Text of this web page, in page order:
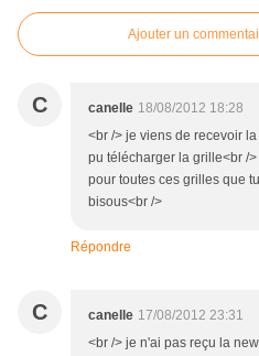
Ajouter un
C canelle 18/08/2012 18:28
<br /> je viens de recevoir
pu télécharger la grille<br /
pour toutes ces grilles que
bisous<br />
Répondre
C canelle 17/08/2012 23:31
<br /> je n'ai pas reçu la